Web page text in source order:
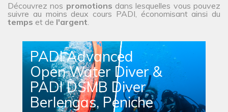
Découvrez nos promotions dans lesquelles vous pouvez
suivre au moins deux cours PADI, économisant ainsi du
temps et de l'argent.
PADI Advanced
Open Water Diver &
PADI DSMB Diver
Berlengas, Peniche